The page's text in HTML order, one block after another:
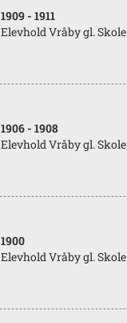
1909 - 1911
Elevhold Vråby gl. Skole
1906 - 1908
Elevhold Vråby gl. Skole
1900
Elevhold Vråby gl. Skole